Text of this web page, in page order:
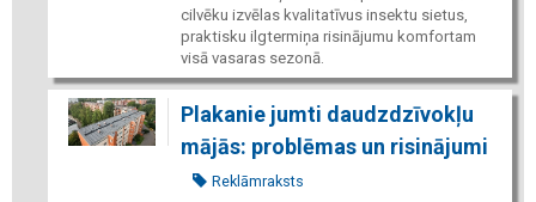
cilvēku izvēlas kvalitatīvus insektu sietus,
praktisku ilgtermiņa risinājumu komfortam
visā vasaras sezonā.
Plakanie jumti daudzdzīvokļu
mājās: problēmas un risinājumi
Reklāmraksts